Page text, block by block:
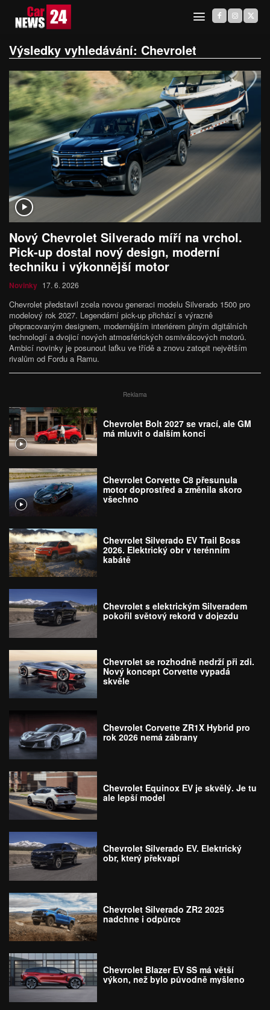
Výsledky vyhledávání: Chevrolet
Nový Chevrolet Silverado míří na vrchol.
Pick-up dostal nový design, moderní
techniku i výkonnější motor
Novinky 17. 6. 2026
Chevrolet představil zcela novou generaci modelu Silverado 1500 pro
modelový rok 2027. Legendární pick-up přichází s výrazně
přepracovaným designem, modernějším interiérem plným digitálních
technologií a dvojicí nových atmosférických osmiválcových motorů.
Ambicí novinky je posunout laťku ve třídě a znovu zatopit největším
rivalům od Fordu a Ramu.
Reklama
Chevrolet Bolt 2027 se vrací, ale GM
má mluvit o dalším konci
Chevrolet Corvette C8 přesunula
motor doprostřed a změnila skoro
všechno
Chevrolet Silverado EV Trail Boss
2026. Elektrický obr v terénním
kabátě
Chevrolet s elektrickým Silveradem
pokořil světový rekord v dojezdu
Chevrolet se rozhodně nedrží při zdi.
Nový koncept Corvette vypadá
skvěle
Chevrolet Corvette ZR1X Hybrid pro
rok 2026 nemá zábrany
Chevrolet Equinox EV je skvělý. Je tu
ale lepší model
Chevrolet Silverado EV. Elektrický
obr, který překvapí
Chevrolet Silverado ZR2 2025
nadchne i odpůrce
Chevrolet Blazer EV SS má větší
výkon, než bylo původně myšleno